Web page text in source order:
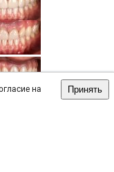
на
Принять